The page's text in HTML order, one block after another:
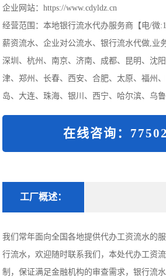
企业网站：https://www.cdyldz.cn
经营范围：本地银行流水代办服务商【电/微
薪资流水、企业对公流水、银行流水代做,业
深圳、杭州、南京、济南、成都、昆明、沈
津、郑州、长春、西安、合肥、太原、福州
岛、大连、珠海、银川、西宁、哈尔滨、乌
在线咨询：
工厂概述：
我们常年面向全国各地提供代办工资流水的
行流水，欢迎随时联系我们，本处代办工资
制，保证满足金融机构的审查需求，银行流